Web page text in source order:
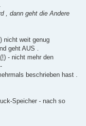
, dann geht die Andere
nicht weit genug
geht AUS .
- nicht mehr den
beschrieben hast .
Speicher - nach so